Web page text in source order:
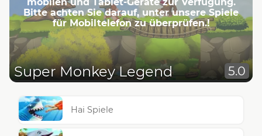
Bitte achten Sie darauf, unter unsere Spiele
für Mobiltelefon zu überprüfen.!
Super Monkey Legend 5.0
Hai Spiele